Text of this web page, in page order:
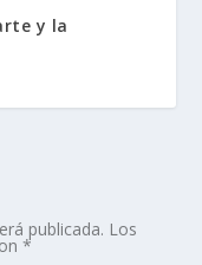
y la
publicada. Los
*